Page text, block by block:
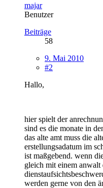
majar
Benutzer
Beiträge
58
9. Mai 2010
#2
Hallo,
hier spielt der
sind es die monate in
das alte amt muss die
erstellungsadatum im
ist maßgebend. wenn
gleich mit einem anwalt
werden gerne von den